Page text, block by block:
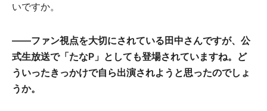
いですか。
――ファン視点を大切にされている田中さんですが、公
式生放送で「たなP」としても登場されていますね。ど
ういったきっかけで自ら出演されようと思ったのでしょ
うか。